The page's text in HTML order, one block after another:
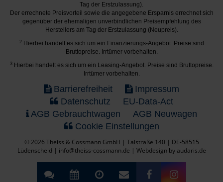
Tag der Erstzulassung).
Der errechnete Preisvorteil sowie die angegebene Ersparnis errechnet sich
gegenüber der ehemaligen unverbindlichen Preisempfehlung des
Herstellers am Tag der Erstzulassung (Neupreis).
2 Hierbei handelt es sich um ein Finanzierungs-Angebot. Preise sind
Bruttopreise. Irrtümer vorbehalten.
3 Hierbei handelt es sich um ein Leasing-Angebot. Preise sind Bruttopreise.
Irrtümer vorbehalten.
Barrierefreiheit
Impressum
Datenschutz
EU-Data-Act
AGB Gebrauchtwagen
AGB Neuwagen
Cookie Einstellungen
© 2026 Theiss & Cossmann GmbH | Talstraße 140 | DE-58515
Lüdenscheid | info@theiss-cossmann.de | Webdesign by audaris.de